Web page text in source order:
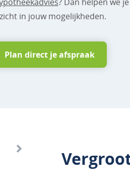
in jouw mogelijkheden.
Plan direct je afspraak